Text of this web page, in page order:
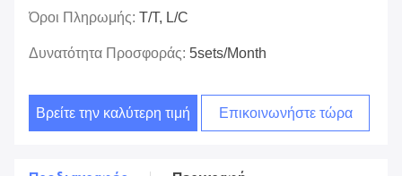
Όροι Πληρωμής: T/T, L/C
Δυνατότητα Προσφοράς: 5sets/month
Βρείτε την καλύτερη τιμή Επικοινωνήστε τώρα